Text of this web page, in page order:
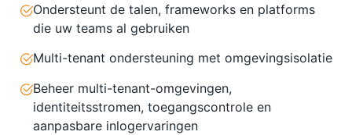
Ondersteunt de talen, frameworks en platforms
die uw teams al gebruiken
Multi-tenant ondersteuning met omgevingsisolatie
Beheer multi-tenant-omgevingen,
identiteitsstromen, toegangscontrole en
aanpasbare inlogervaringen